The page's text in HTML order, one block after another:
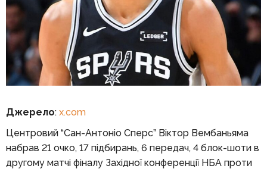
Джерело: x.com
Центровий “Сан-Антоніо Сперс” Віктор Вембаньяма
набрав 21 очко, 17 підбирань, 6 передач, 4 блок-шоти в
другому матчі фіналу Західної конференції НБА проти